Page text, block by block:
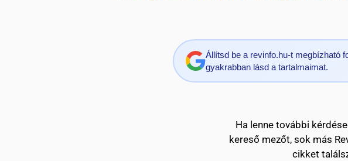
Állítsd be a revinfo.hu-t megbízható
gyakrabban lásd a tartalmaimat.
Ha lenne további
kereső mezőt, sok más
cikket